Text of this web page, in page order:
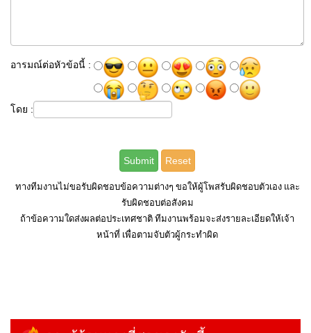
อารมณ์ต่อหัวข้อนี้ :
โดย :
ทางทีมงานไม่ขอรับผิดชอบข้อความต่างๆ ขอให้ผู้โพสรับผิดชอบตัวเอง และ
รับผิดชอบต่อสังคม
ถ้าข้อความใดส่งผลต่อประเทศชาติ ทีมงานพร้อมจะส่งรายละเอียดให้เจ้า
หน้าที่ เพื่อตามจับตัวผู้กระทำผิด